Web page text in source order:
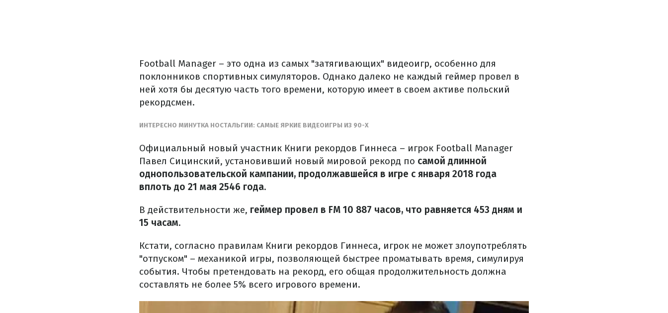
Football Manager – это одна из самых "затягивающих" видеоигр, особенно для
поклонников спортивных симуляторов. Однако далеко не каждый геймер провел в
ней хотя бы десятую часть того времени, которую имеет в своем активе польский
рекордсмен.
ИНТЕРЕСНО МИНУТКА НОСТАЛЬГИИ: САМЫЕ ЯРКИЕ ВИДЕОИГРЫ ИЗ 90-Х
Официальный новый участник Книги рекордов Гиннеса – игрок Football Manager
Павел Сицинский, установивший новый мировой рекорд по самой длинной
однопользовательской кампании, продолжавшейся в игре с января 2018 года
вплоть до 21 мая 2546 года.
В действительности же, геймер провел в FM 10 887 часов, что равняется 453 дням и
15 часам.
Кстати, согласно правилам Книги рекордов Гиннеса, игрок не может злоупотреблять
"отпуском" – механикой игры, позволяющей быстрее проматывать время, симулируя
события. Чтобы претендовать на рекорд, его общая продолжительность должна
составлять не более 5% всего игрового времени.